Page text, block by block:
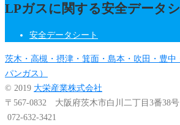
LPガスに関する安全データシ
安全データシート
茨木・高槻・摂津・箕面・島本・吹田・豊中
パンガス）
© 2019 大栄産業株式会社
〒567-0832 大阪府茨木市白川二丁目3番38号
072-632-3421